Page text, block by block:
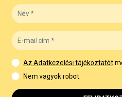
Az Adatkezelési tájékoztatót
Nem vagyok robot.